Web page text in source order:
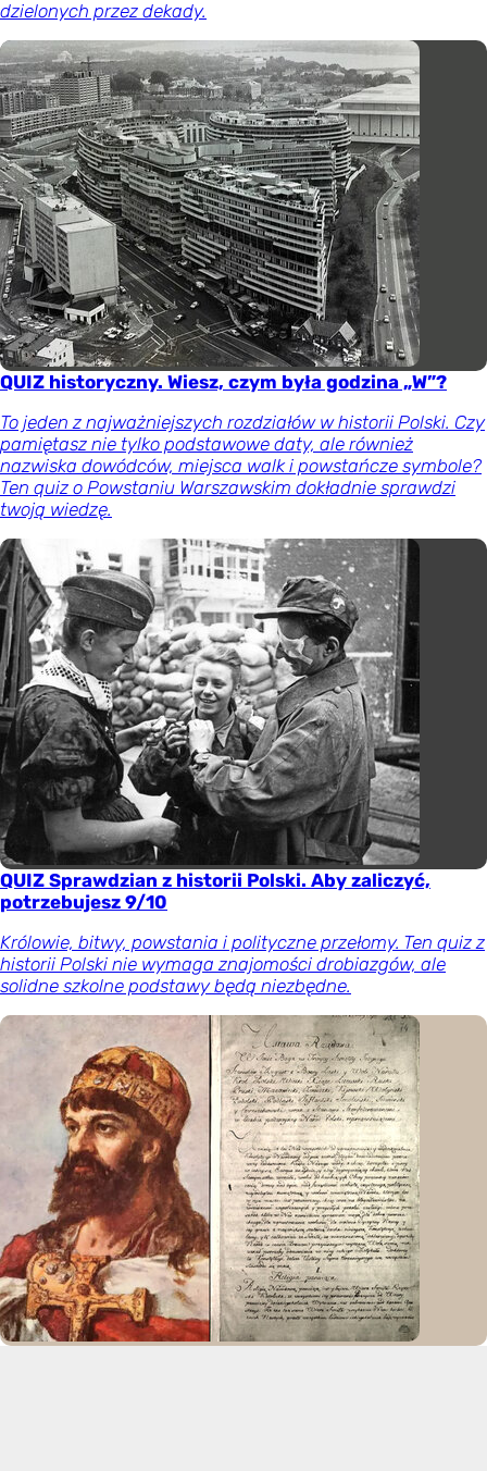
dzielonych przez dekady.
QUIZ historyczny. Wiesz, czym była godzina „W”?
To jeden z najważniejszych rozdziałów w historii Polski. Czy
pamiętasz nie tylko podstawowe daty, ale również
nazwiska dowódców, miejsca walk i powstańcze symbole?
Ten quiz o Powstaniu Warszawskim dokładnie sprawdzi
twoją wiedzę.
QUIZ Sprawdzian z historii Polski. Aby zaliczyć,
potrzebujesz 9/10
Królowie, bitwy, powstania i polityczne przełomy. Ten quiz z
historii Polski nie wymaga znajomości drobiazgów, ale
solidne szkolne podstawy będą niezbędne.